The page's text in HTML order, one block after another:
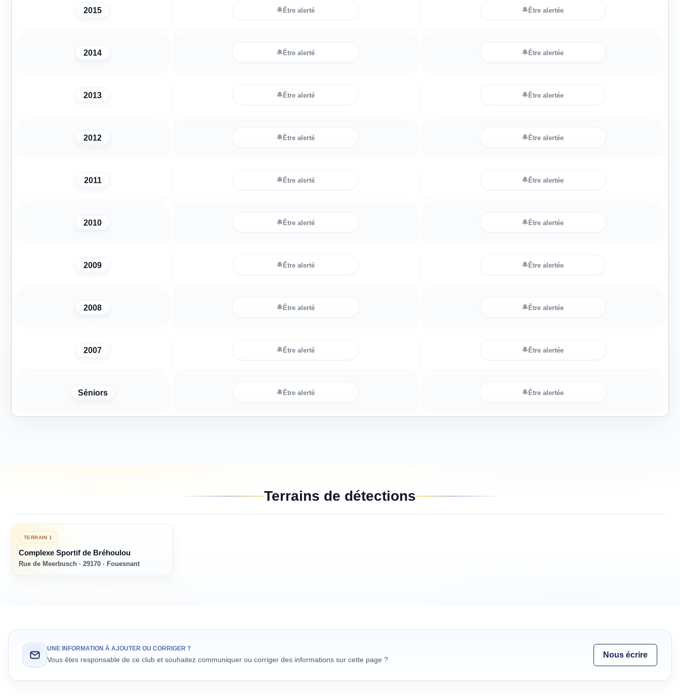
Terrains de détections
TERRAIN1
Complexe Sportif de Bréhoulou
Rue de Meerbusch · 29170 · Fouesnant
2015 🔔Être alerté 🔔Être alertée
2014 🔔Être alerté 🔔Être alertée
2013 🔔Être alerté 🔔Être alertée
2012 🔔Être alerté 🔔Être alertée
2011 🔔Être alerté 🔔Être alertée
2010 🔔Être alerté 🔔Être alertée
2009 🔔Être alerté 🔔Être alertée
2008 🔔Être alerté 🔔Être alertée
2007 🔔Être alerté 🔔Être alertée
Séniors 🔔Être alerté 🔔Être alertée
UNE INFORMATION À AJOUTER OU CORRIGER ?
Vous êtes responsable de ce club et souhaitez communiquer ou corriger des informations sur cette page ?
Nous écrire